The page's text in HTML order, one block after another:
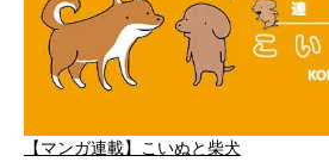
【マンガ連載】こいぬと柴犬